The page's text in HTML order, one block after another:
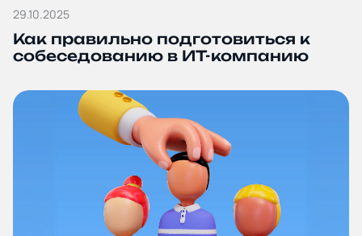
29.10.2025
Как правильно подготовиться к
собеседованию в ИТ-компанию